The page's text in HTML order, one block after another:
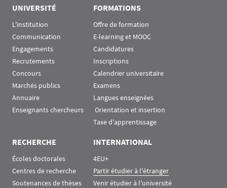
UNIVERSITÉ
L'institution
Communication
Engagements
Recrutements
Concours
Marchés publics
Annuaire
Enseignants chercheurs
FORMATIONS
Offre de formation
E-learning et MOOC
Candidatures
Inscriptions
Calendrier universitaire
Examens
Langues enseignées
Orientation et insertion
Taxe d'apprentissage
RECHERCHE
Écoles doctorales
Centres de recherche
Soutenances de thèses
INTERNATIONAL
4EU+
Partir étudier à l'étranger
Venir étudier à l'université